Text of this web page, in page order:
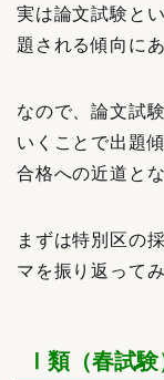
実は論文試験と
題される傾向に
なので、論文試
いくことで出題
合格への近道とな
まずは特別区の
マを振り返って
Ⅰ類（春試験